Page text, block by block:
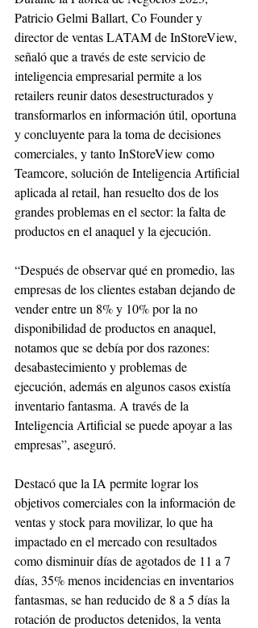
Patricio Gelmi Ballart, Co Founder y
director de ventas LATAM de InStoreView,
señaló que a través de este servicio de
inteligencia empresarial permite a los
retailers reunir datos desestructurados y
transformarlos en información útil, oportuna
y concluyente para la toma de decisiones
comerciales, y tanto InStoreView como
Teamcore, solución de Inteligencia Artificial
aplicada al retail, han resuelto dos de los
grandes problemas en el sector: la falta de
productos en el anaquel y la ejecución.
“Después de observar qué en promedio, las
empresas de los clientes estaban dejando de
vender entre un 8% y 10% por la no
disponibilidad de productos en anaquel,
notamos que se debía por dos razones:
desabastecimiento y problemas de
ejecución, además en algunos casos existía
inventario fantasma. A través de la
Inteligencia Artificial se puede apoyar a las
empresas”, aseguró.
Destacó que la IA permite lograr los
objetivos comerciales con la información de
ventas y stock para movilizar, lo que ha
impactado en el mercado con resultados
como disminuir días de agotados de 11 a 7
días, 35% menos incidencias en inventarios
fantasmas, se han reducido de 8 a 5 días la
rotación de productos detenidos, la venta